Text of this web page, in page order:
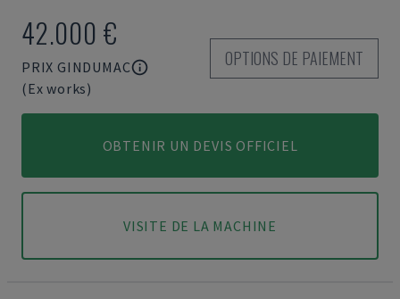
42.000 €
PRIX GINDUMAC
(Ex works)
OPTIONS DE PAIEMENT
OBTENIR UN DEVIS OFFICIEL
VISITE DE LA MACHINE